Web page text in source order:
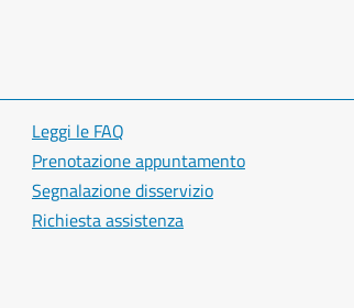
Leggi le FAQ
Prenotazione appuntamento
Segnalazione disservizio
Richiesta assistenza